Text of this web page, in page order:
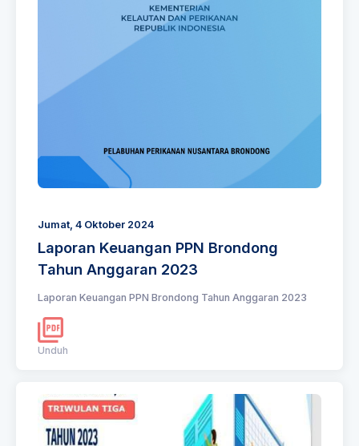
Jumat, 4 Oktober 2024
Laporan Keuangan PPN Brondong
Tahun Anggaran 2023
Laporan Keuangan PPN Brondong Tahun Anggaran 2023
Unduh